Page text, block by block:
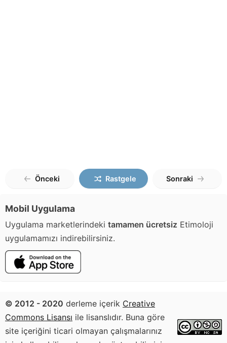
Önceki Rastgele Sonraki
Mobil Uygulama
Uygulama marketlerindeki tamamen ücretsiz Etimoloji
uygulamamızı indirebilirsiniz.
© 2012 - 2020 derleme içerik Creative
Commons Lisansı ile lisanslıdır. Buna göre
site içeriğini ticari olmayan çalışmalarınız